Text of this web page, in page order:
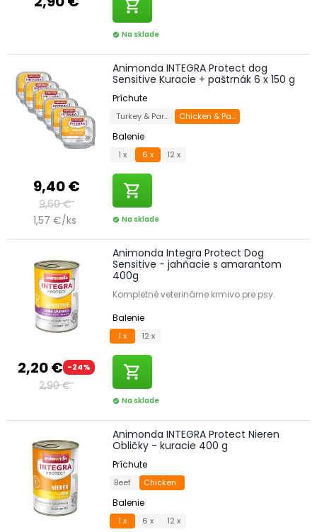
shopping_cart
check_circle Na sklade
9,40 €
9,60 €
1,57 €/ks
Animonda INTEGRA Protect dog
Sensitive Kuracie + paštrnák 6 x 150 g
Príchute
Turkey & ParsnipChicken & Parsnip
Balenie
1 x 6 x 12 x
shopping_cart
check_circle Na sklade
2,20 € -24%
2,90 €
Animonda Integra Protect Dog
Sensitive - jahňacie s amarantom
400g
Kompletné veterinárne krmivo pre psy.
Balenie
1 x 12 x
shopping_cart
check_circle Na sklade
Animonda INTEGRA Protect Nieren
Obličky - kuracie 400 g
Príchute
Beef Chicken
Balenie
1 x 6 x 12 x